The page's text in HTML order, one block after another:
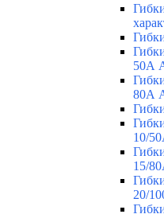
50А
80А
10/
15/
20/